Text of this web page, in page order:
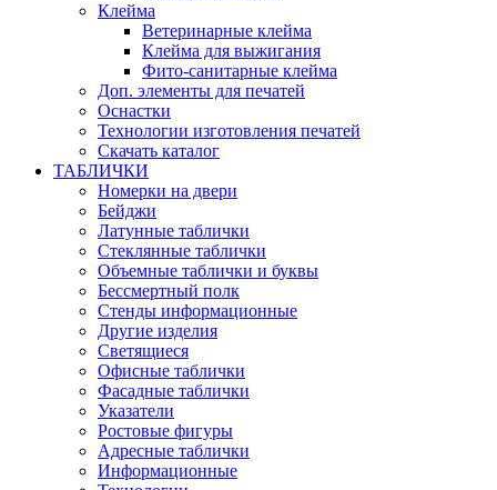
Клейма
Ветеринарные клейма
Клейма для выжигания
Фито-санитарные клейма
Доп. элементы для печатей
Оснастки
Технологии изготовления печатей
Скачать каталог
ТАБЛИЧКИ
Номерки на двери
Бейджи
Латунные таблички
Стеклянные таблички
Объемные таблички и буквы
Бессмертный полк
Стенды информационные
Другие изделия
Светящиеся
Офисные таблички
Фасадные таблички
Указатели
Ростовые фигуры
Адресные таблички
Информационные